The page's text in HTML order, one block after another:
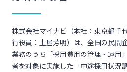
株式会社マイナビ（本社：東京都千
行役員：土屋芳明）は、全国の民間
業務のうち「採用費用の管理・運用
者を対象に実施した「中途採用状況